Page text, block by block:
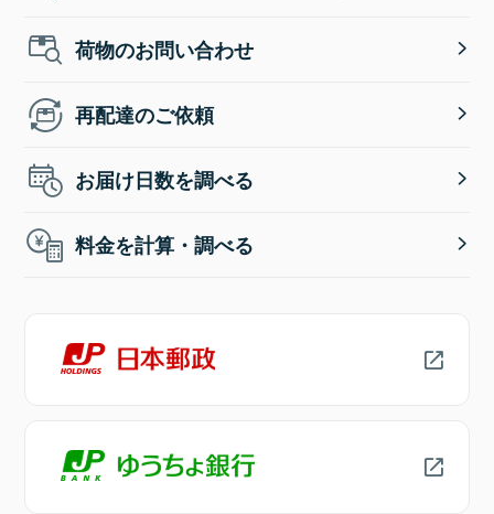
荷物のお問い合わせ
再配達のご依頼
お届け日数を調べる
料金を計算・調べる